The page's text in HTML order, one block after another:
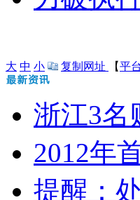
大 中 小 复制网址 【平
浙江3名
2012年
提醒：